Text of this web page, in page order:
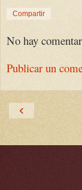
Compartir
No hay
Publicar un
‹